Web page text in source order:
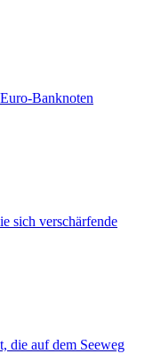
Banknoten
sich verschärfende
die auf dem Seeweg